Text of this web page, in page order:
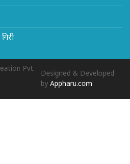
Pvt.
Designed & Developed
byAppharu.com